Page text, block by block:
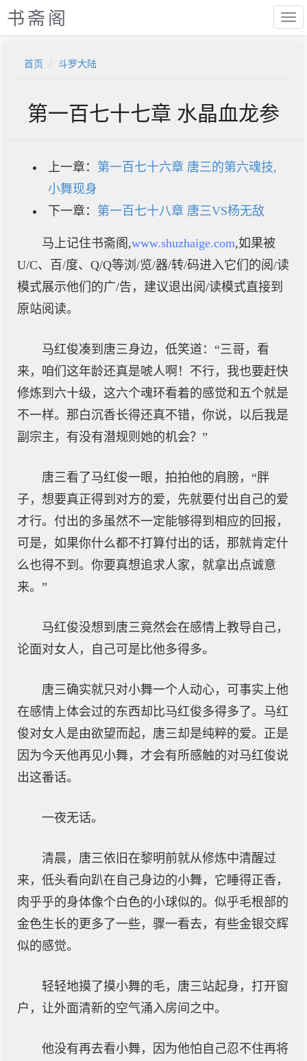
书斋阁
首页 斗罗大陆
第一百七十七章 水晶血龙参
上一章： 第一百七十六章 唐三的第六魂技,
小舞现身
下一章： 第一百七十八章 唐三VS杨无敌
马上记住书斋阁,www.shuzhaige.com,如果被
U/C、百/度、Q/Q等浏/览/器/转/码进入它们的阅/读
模式展示他们的广/告，建议退出阅/读模式直接到
原站阅读。
马红俊凑到唐三身边，低笑道：“三哥，看
来，咱们这年龄还真是唬人啊！不行，我也要赶快
修炼到六十级，这六个魂环看着的感觉和五个就是
不一样。那白沉香长得还真不错，你说，以后我是
副宗主，有没有潜规则她的机会？”
唐三看了马红俊一眼，拍拍他的肩膀，“胖
子，想要真正得到对方的爱，先就要付出自己的爱
才行。付出的多虽然不一定能够得到相应的回报，
可是，如果你什么都不打算付出的话，那就肯定什
么也得不到。你要真想追求人家，就拿出点诚意
来。”
马红俊没想到唐三竟然会在感情上教导自己，
论面对女人，自己可是比他多得多。
唐三确实就只对小舞一个人动心，可事实上他
在感情上体会过的东西却比马红俊多得多了。马红
俊对女人是由欲望而起，唐三却是纯粹的爱。正是
因为今天他再见小舞，才会有所感触的对马红俊说
出这番话。
一夜无话。
清晨，唐三依旧在黎明前就从修炼中清醒过
来，低头看向趴在自己身边的小舞，它睡得正香，
肉乎乎的身体像个白色的小球似的。似乎毛根部的
金色生长的更多了一些，骤一看去，有些金银交辉
似的感觉。
轻轻地摸了摸小舞的毛，唐三站起身，打开窗
户，让外面清新的空气涌入房间之中。
他没有再去看小舞，因为他怕自己忍不住再将